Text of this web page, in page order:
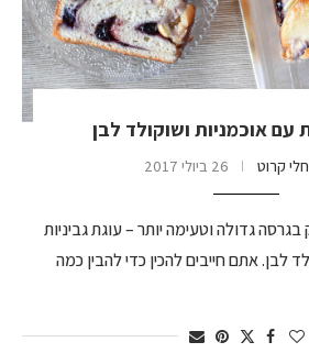
עם אוכמניות ושוקולד לבן
קרוט 26 ביולי 2017
גדולה וטעימה יותר – עוגת גביניות
לבן. אתם חייבים להכין כדי להבין כמה